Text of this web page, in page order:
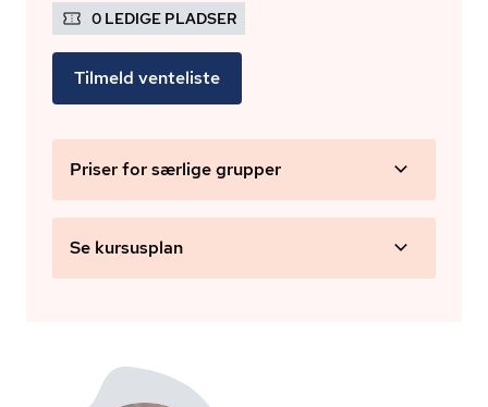
0 LEDIGE PLADSER
Tilmeld venteliste
Priser for særlige grupper
Se kursusplan